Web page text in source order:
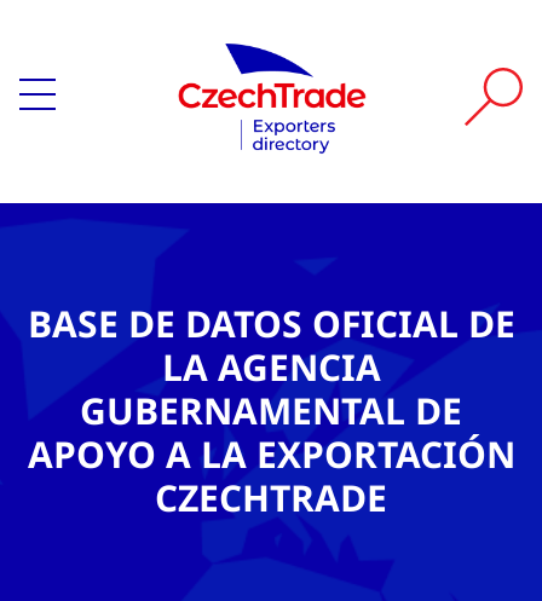
BASE DE DATOS OFICIAL DE
LA AGENCIA
GUBERNAMENTAL DE
APOYO A LA EXPORTACIÓN
CZECHTRADE